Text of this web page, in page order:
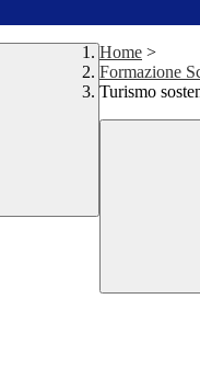
Home >
Formazione
Turismo